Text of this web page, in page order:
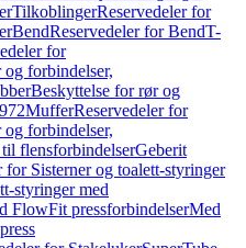
TilkoblingerReservedeler for
BendReservedeler for BendT-
for
og forbindelser,
Beskyttelse for rør og
MufferReservedeler for
og forbindelser,
til flensforbindelserGeberit
for Sisterner og toalett-styringer
styringer med
FlowFit pressforbindelserMed